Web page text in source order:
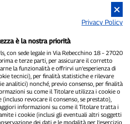
Giornalistica indipendente
del 1/2/2021 - Tribunale di Pavia
66communication Srls- P.IVA
02798890188
Secchi- Vicedirettore:Federico
Privacy Policy
è la nostra priorità
con sede legale in Via Rebecchino 18 – 27020
e terze parti, per assicurare il corretto
la funzionalità e offrirvi un’esperienza di
tecnici), per finalità statistiche e rilevare
analitici) nonché, previo consenso, per finalità
su come il Titolare utilizza i cookie o
(incluso revocare il consenso, se prestato),
informazioni su come il Titolare tratta i
i cookie (inclusi gli eventuali altri soggetti
dei dati e le modalità per l’esercizio